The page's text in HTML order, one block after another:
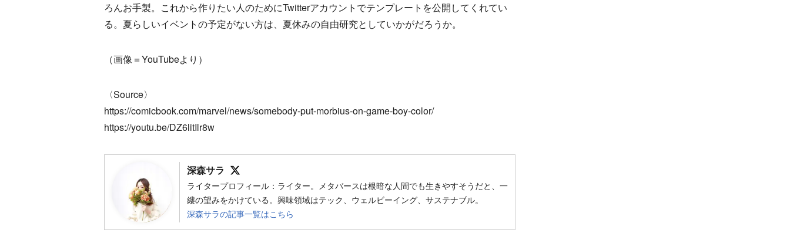
ろんお手製。これから作りたい人のためにTwitterアカウントでテンプレートを公開してくれてい
る。夏らしいイベントの予定がない方は、夏休みの自由研究としていかがだろうか。
（画像＝YouTubeより）
〈Source〉
https://comicbook.com/marvel/news/somebody-put-morbius-on-game-boy-color/
https://youtu.be/DZ6litIlr8w
深森サラ
ライタープロフィール：ライター。メタバースは根暗な人間でも生きやすそうだと、一
縷の望みをかけている。興味領域はテック、ウェルビーイング、サステナブル。
深森サラの記事一覧はこちら